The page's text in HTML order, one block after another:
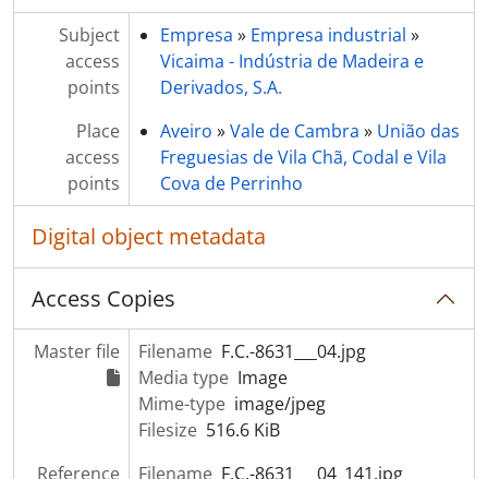
[Item] Ferpinta
[Item] Ferpinta
[Item] Ferpinta
[Item] Ferpinta
[Item] Ferpinta
[Item] Ferpinta
[Item] Ferpinta
[Item] Ferpinta
[Item] Ferpinta
[Item] Ferpinta
[Item] Ferpinta
[Item] Uniagri
[Item] Uniagri
[Item] Uniagri
[Item] Uniagri
[Item] Uniagri
[Item] Uniagri
Subject
access
points
Empresa » Empresa industrial »
Vicaima - Indústria de Madeira e
Derivados, S.A.
Place
access
points
Aveiro »Vale de Cambra » União das
Freguesias de Vila Chã, Codal e Vila
Cova de Perrinho
Digital object metadata
Access Copies
Master file Filename F.C.-8631___04.jpg
Media type Image
Mime-type image/jpeg
Filesize 516.6 KiB
Reference
Filename F.C.-8631___04_141.jpg